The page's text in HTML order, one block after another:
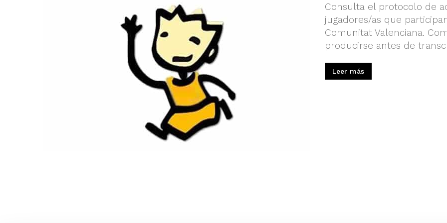
Consulta el protocolo de
jugadores/as que
Comunitat Valenciana.
producirse antes de
Leer más